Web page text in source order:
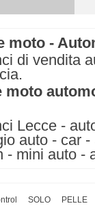
moto -
di vendita
moto
Lecce -
auto - car
- mini auto -
SOLO
PELLE